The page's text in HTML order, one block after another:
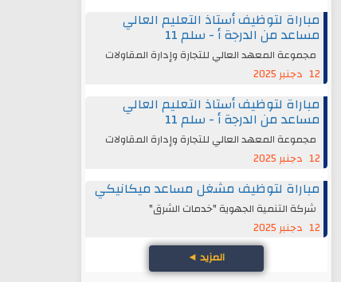
مباراة لتوظيف أستاذ التعليم العالي
مساعد من الدرجة أ - سلم 11
مجموعة المعهد العالي للتجارة وإدارة المقاولات
12 دجنبر 2025
مباراة لتوظيف أستاذ التعليم العالي
مساعد من الدرجة أ - سلم 11
مجموعة المعهد العالي للتجارة وإدارة المقاولات
12 دجنبر 2025
مباراة لتوظيف مشغل مساعد ميكانيكي
شركة التنمية الجهوية "خدمات الشرق"
12 دجنبر 2025
المزيد ◄